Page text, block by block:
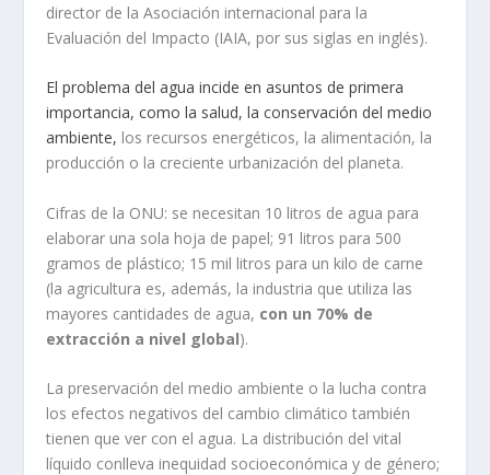
director de la Asociación internacional para la
Evaluación del Impacto (IAIA, por sus siglas en inglés).
El problema del agua incide en asuntos de primera
importancia, como la salud, la conservación del medio
ambiente, los recursos energéticos, la alimentación, la
producción o la creciente urbanización del planeta.
Cifras de la ONU: se necesitan 10 litros de agua para
elaborar una sola hoja de papel; 91 litros para 500
gramos de plástico; 15 mil litros para un kilo de carne
(la agricultura es, además, la industria que utiliza las
mayores cantidades de agua, con un 70% de
extracción a nivel global).
La preservación del medio ambiente o la lucha contra
los efectos negativos del cambio climático también
tienen que ver con el agua. La distribución del vital
líquido conlleva inequidad socioeconómica y de género;